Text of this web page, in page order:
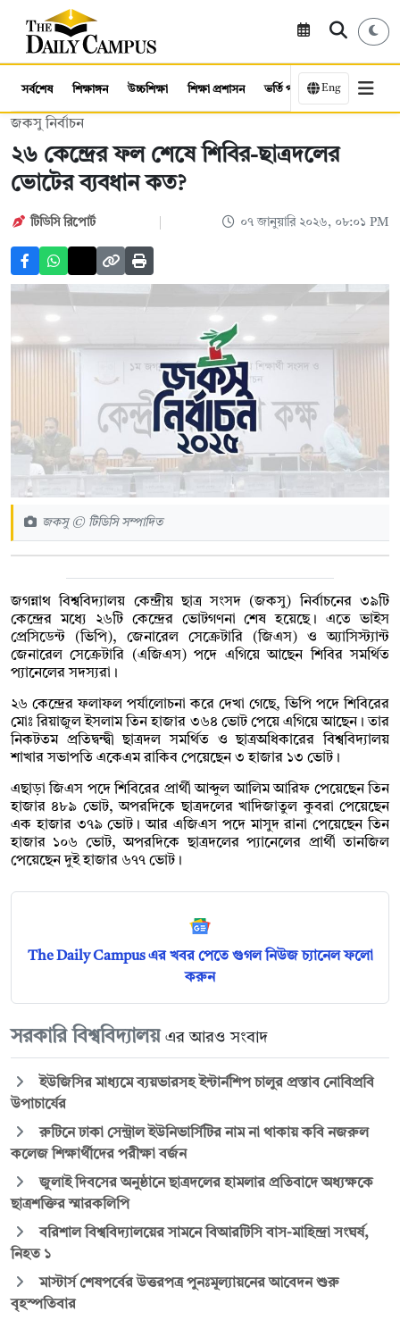
সর্বশেষ শিক্ষাঙ্গন উচ্চশিক্ষা শিক্ষা প্রশাসন ভর্তি পরীক্ষা কর্মসংস্থান
Eng
জকসু নির্বাচন
২৬ কেন্দ্রের ফল শেষে শিবির-ছাত্রদলের
ভোটের ব্যবধান কত?
টিডিসি রিপোর্ট ০৭ জানুয়ারি ২০২৬, ০৮:০১ PM
জকসু © টিডিসি সম্পাদিত
জগন্নাথ বিশ্ববিদ্যালয় কেন্দ্রীয় ছাত্র সংসদ (জকসু) নির্বাচনের ৩৯টি
কেন্দ্রের মধ্যে ২৬টি কেন্দ্রের ভোটগণনা শেষ হয়েছে। এতে ভাইস
প্রেসিডেন্ট (ভিপি), জেনারেল সেক্রেটারি (জিএস) ও অ্যাসিস্ট্যান্ট
জেনারেল সেক্রেটারি (এজিএস) পদে এগিয়ে আছেন শিবির সমর্থিত
প্যানেলের সদস্যরা।
২৬ কেন্দ্রের ফলাফল পর্যালোচনা করে দেখা গেছে, ভিপি পদে শিবিরের
মোঃ রিয়াজুল ইসলাম তিন হাজার ৩৬৪ ভোট পেয়ে এগিয়ে আছেন। তার
নিকটতম প্রতিদ্বন্দ্বী ছাত্রদল সমর্থিত ও ছাত্রঅধিকারের বিশ্ববিদ্যালয়
শাখার সভাপতি একেএম রাকিব পেয়েছেন ৩ হাজার ১৩ ভোট।
এছাড়া জিএস পদে শিবিরের প্রার্থী আব্দুল আলিম আরিফ পেয়েছেন তিন
হাজার ৪৮৯ ভোট, অপরদিকে ছাত্রদলের খাদিজাতুল কুবরা পেয়েছেন
এক হাজার ৩৭৯ ভোট। আর এজিএস পদে মাসুদ রানা পেয়েছেন তিন
হাজার ১০৬ ভোট, অপরদিকে ছাত্রদলের প্যানেলের প্রার্থী তানজিল
পেয়েছেন দুই হাজার ৬৭৭ ভোট।
The Daily Campus এর খবর পেতে গুগল নিউজ চ্যানেল ফলো
করুন
সরকারি বিশ্ববিদ্যালয় এর আরও সংবাদ
ইউজিসির মাধ্যমে ব্যয়ভারসহ ইন্টার্নশিপ চালুর প্রস্তাব নোবিপ্রবি
উপাচার্যের
রুটিনে ঢাকা সেন্ট্রাল ইউনিভার্সিটির নাম না থাকায় কবি নজরুল
কলেজ শিক্ষার্থীদের পরীক্ষা বর্জন
জুলাই দিবসের অনুষ্ঠানে ছাত্রদলের হামলার প্রতিবাদে অধ্যক্ষকে
ছাত্রশক্তির স্মারকলিপি
বরিশাল বিশ্ববিদ্যালয়ের সামনে বিআরটিসি বাস-মাহিন্দ্রা সংঘর্ষ,
নিহত ১
মাস্টার্স শেষপর্বের উত্তরপত্র পুনঃমূল্যায়নের আবেদন শুরু
বৃহস্পতিবার